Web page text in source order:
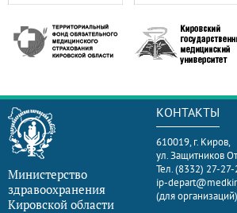
Министерство
здравоохранения
Кировской области
КОНТАКТЫ
610019, г. Киров,
ул. Защитников
Тел. (8332) 27-
ip-
(для организаций)